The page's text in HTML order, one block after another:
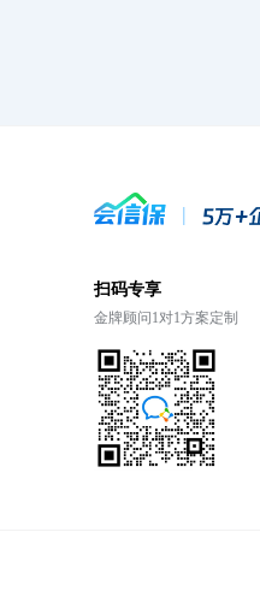
扫码专享
金牌顾问1对1方案定制